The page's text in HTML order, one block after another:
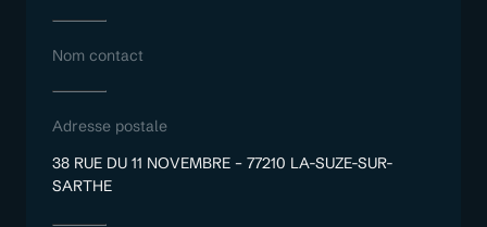
Nom contact
Adresse postale
38 RUE DU 11 NOVEMBRE – 77210 LA-SUZE-SUR-
SARTHE